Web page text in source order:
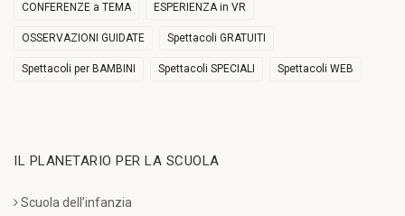
CONFERENZE a TEMA ESPERIENZA in VR
OSSERVAZIONI GUIDATE Spettacoli GRATUITI
Spettacoli per BAMBINI Spettacoli SPECIALI Spettacoli WEB
IL PLANETARIO PER LA SCUOLA
Scuola dell’infanzia